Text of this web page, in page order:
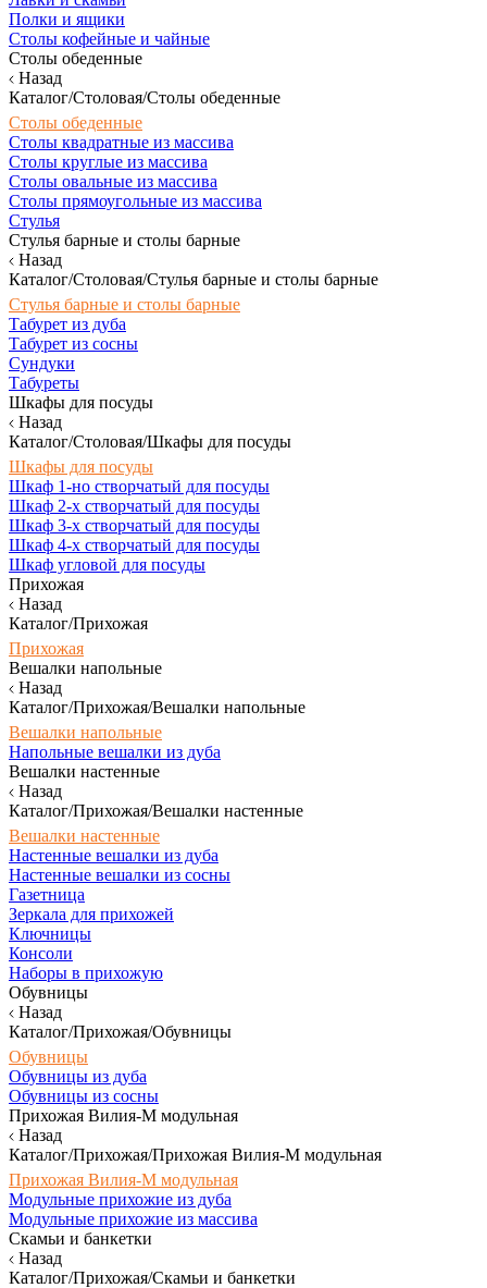
Полки и ящики
Столы кофейные и чайные
Столы обеденные
Назад
Каталог/Столовая/Столы обеденные
Столы обеденные
Столы квадратные из массива
Столы круглые из массива
Столы овальные из массива
Столы прямоугольные из массива
Стулья
Стулья барные и столы барные
Назад
Каталог/Столовая/Стулья барные и столы барные
Стулья барные и столы барные
Табурет из дуба
Табурет из сосны
Сундуки
Табуреты
Шкафы для посуды
Назад
Каталог/Столовая/Шкафы для посуды
Шкафы для посуды
Шкаф 1-но створчатый для посуды
Шкаф 2-х створчатый для посуды
Шкаф 3-х створчатый для посуды
Шкаф 4-х створчатый для посуды
Шкаф угловой для посуды
Прихожая
Назад
Каталог/Прихожая
Прихожая
Вешалки напольные
Назад
Каталог/Прихожая/Вешалки напольные
Вешалки напольные
Напольные вешалки из дуба
Вешалки настенные
Назад
Каталог/Прихожая/Вешалки настенные
Вешалки настенные
Настенные вешалки из дуба
Настенные вешалки из сосны
Газетница
Зеркала для прихожей
Ключницы
Консоли
Наборы в прихожую
Обувницы
Назад
Каталог/Прихожая/Обувницы
Обувницы
Обувницы из дуба
Обувницы из сосны
Прихожая Вилия-М модульная
Назад
Каталог/Прихожая/Прихожая Вилия-М модульная
Прихожая Вилия-М модульная
Модульные прихожие из дуба
Модульные прихожие из массива
Скамьи и банкетки
Назад
Каталог/Прихожая/Скамьи и банкетки